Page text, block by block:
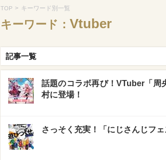
TOP > キーワード別一覧
キーワード： Vtuber
記事一覧
話題のコラボ再び！VTuber「周
村に登場！
さっそく充実！「にじさんじフ